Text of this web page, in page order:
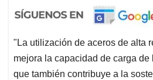
"La utilización de aceros de alta
mejora la capacidad de carga de
que también contribuye a la